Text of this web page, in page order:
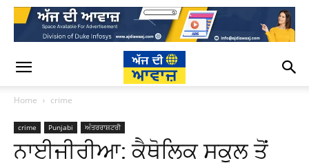
Home crime
crime Punjabi ਅੰਤਰਰਾਸ਼ਟਰੀ
ਨਾਈਜੀਰੀਆ: ਕੈਥੋਲਿਕ ਸਕੂਲ ਤੋਂ